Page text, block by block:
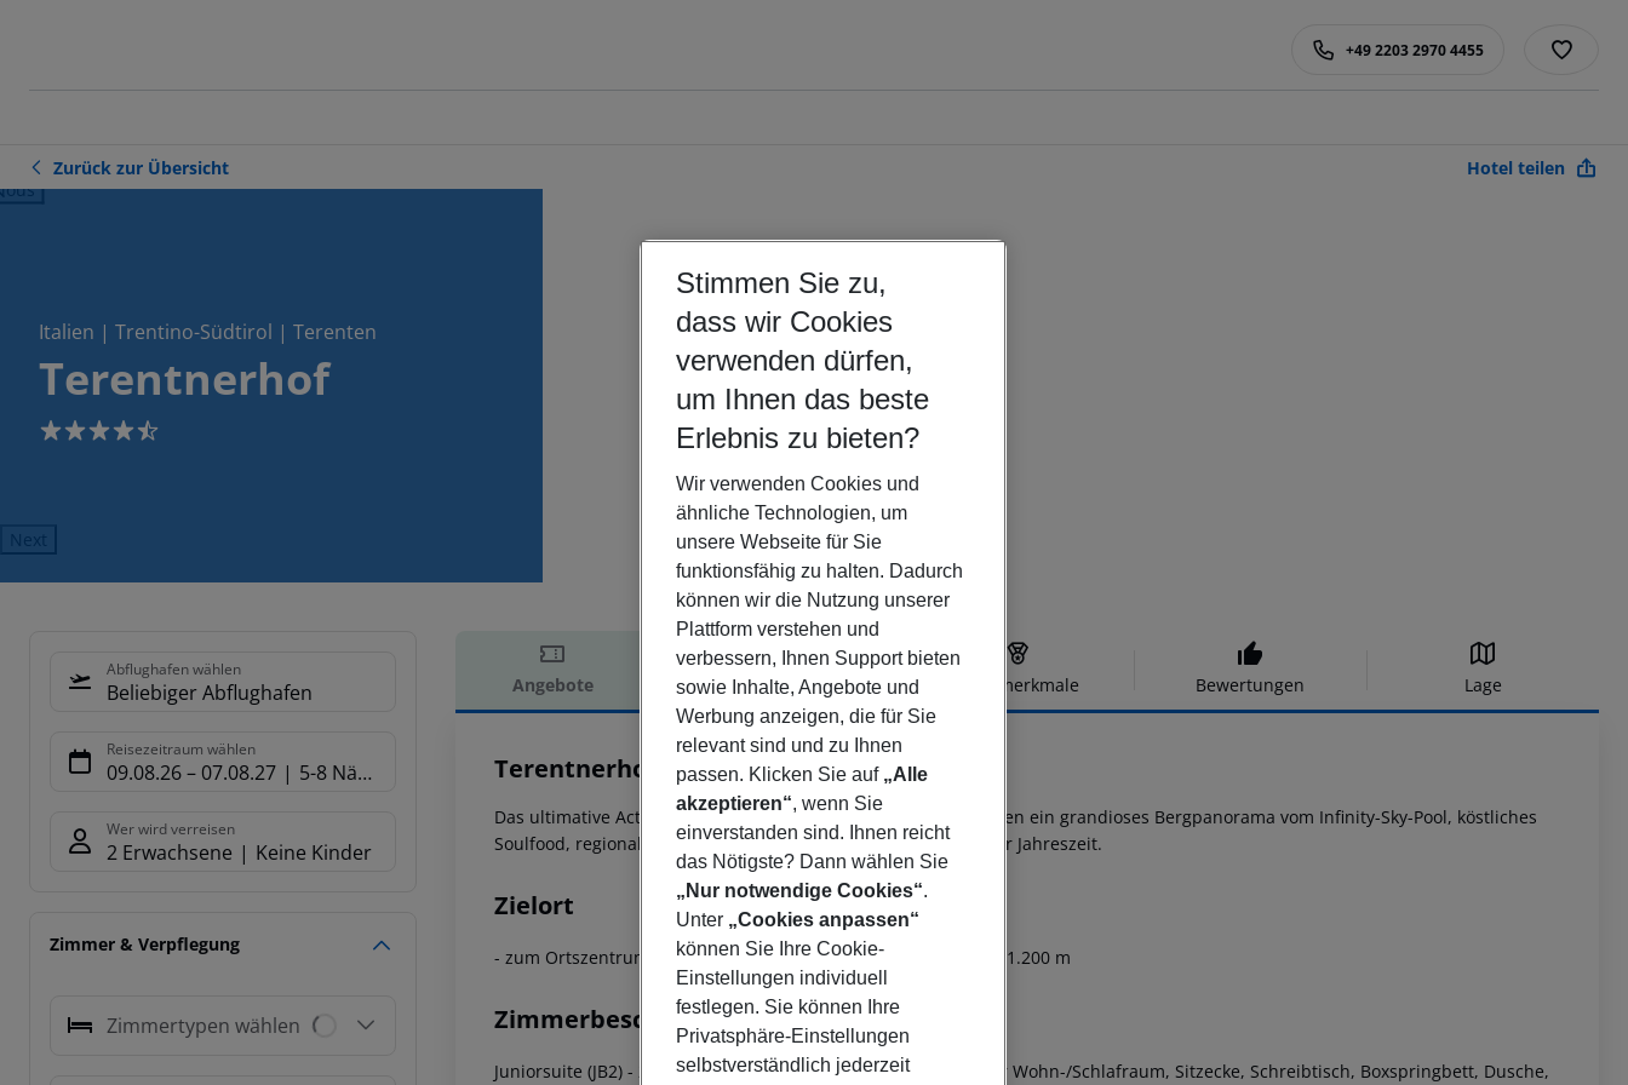
+49 2203 2970 4455
Zurück zur Übersicht Hotel teilen
Italien | Trentino-Südtirol | Terenten
Terentnerhof
4.5
Next
Abflughafen wählen
Beliebiger Abflughafen
Reisezeitraum wählen
09.08.26– 07.08.27 5-8 Nächte
Wer wird verreisen
2 Erwachsene Keine Kinder
Zimmer & Verpflegung
Zimmertypen wählen
Angebote Hotelbeschreibung Hotelmerkmale Bewertungen Lage
Hotelbeschreibung
Terentnerhof
4.5
Das ultimative Active & Lifestylehotel im Pustertal beschert Ihnen ein grandioses Bergpanorama vom Infinity-Sky-Pool, köstliches
Soulfood, regionale Leckerbissen sowie Aktivabenteuer zu jeder Jahreszeit.
Zielort
- zum Ortszentrum: Terenten, ca. 300 m - ruhig - Höhe Ort: ca. 1.200 m
Zimmerbeschreibung
Juniorsuite (JB2) - 26-30 qm, Juniorsuite, Südseite, kombinierter Wohn-/Schlafraum, Sitzecke, Schreibtisch, Boxspringbett, Dusche,
Stimmen Sie zu,
dass wir Cookies
verwenden dürfen,
um Ihnen das beste
Erlebnis zu bieten?
Wir verwenden Cookies und
ähnliche Technologien, um
unsere Webseite für Sie
funktionsfähig zu halten. Dadurch
können wir die Nutzung unserer
Plattform verstehen und
verbessern, Ihnen Support bieten
sowie Inhalte, Angebote und
Werbung anzeigen, die für Sie
relevant sind und zu Ihnen
passen. Klicken Sie auf „Alle
akzeptieren“, wenn Sie
einverstanden sind. Ihnen reicht
das Nötigste? Dann wählen Sie
„Nur notwendige Cookies“.
Unter „Cookies anpassen“
können Sie Ihre Cookie-
Einstellungen individuell
festlegen. Sie können Ihre
Privatsphäre-Einstellungen
selbstverständlich jederzeit